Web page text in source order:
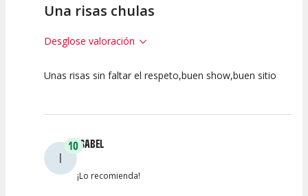
Una risas chulas
Desglose valoración
10
Espectáculo
10
Escena
10
artística
Unas risas sin faltar el respeto,buen show,buen sitio
I
10ISABEL
¡Lo recomienda!